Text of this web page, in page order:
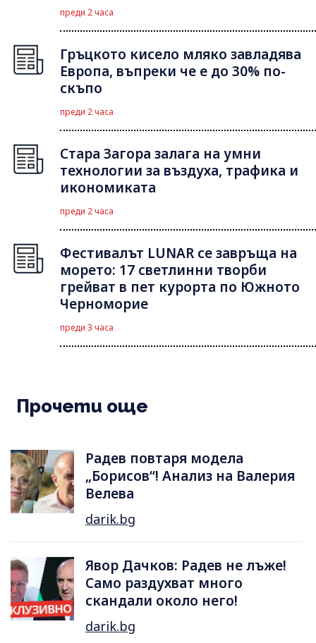
преди 2 часа
Гръцкото кисело мляко завладява
Европа, въпреки че е до 30% по-
скъпо
преди 2 часа
Стара Загора залага на умни
технологии за въздуха, трафика и
икономиката
преди 2 часа
Фестивалът LUNAR се завръща на
морето: 17 светлинни творби
грейват в пет курорта по Южното
Черноморие
преди 3 часа
Прочети още
Радев повтаря модела
„Борисов“! Анализ на Валерия
Велева
darik.bg
Явор Дачков: Радев не лъже!
Само раздухват много
скандали около него!
darik.bg